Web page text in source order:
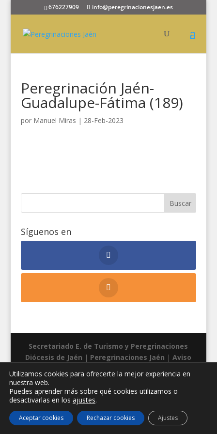
676227909 info@peregrinacionesjaen.es
Peregrinación Jaén-
Guadalupe-Fátima (189)
por Manuel Miras | 28-Feb-2023
Síguenos en
Secretariado E. de Turismo y Peregrinaciones
Diócesis de Jaén | Peregrinaciones Jaén |Aviso
Utilizamos cookies para ofrecerte la mejor experiencia en
nuestra web.
Puedes aprender más sobre qué cookies utilizamos o
desactivarlas en los ajustes.
Aceptar cookies Rechazar cookies Ajustes